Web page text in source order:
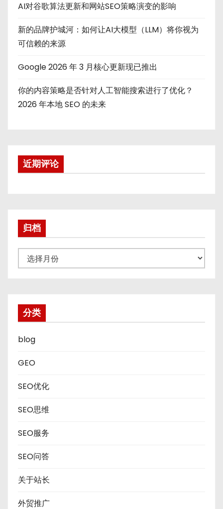
AI对谷歌算法更新和网站SEO策略演变的影响
新的品牌护城河：如何让AI大模型（LLM）将你视为
可信赖的来源
Google 2026 年 3 月核心更新现已推出
你的内容策略是否针对人工智能搜索进行了优化？
2026 年本地 SEO 的未来
近期评论
归档
档
分类
blog
GEO
SEO优化
SEO思维
SEO服务
SEO问答
关于站长
外贸推广